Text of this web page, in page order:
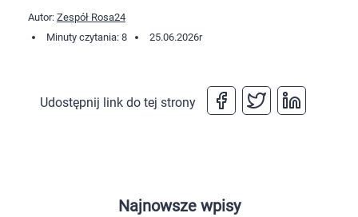
Autor: Zespół Rosa24
Minuty czytania: 8
25.06.2026r
Udostępnij link do tej strony
Najnowsze wpisy